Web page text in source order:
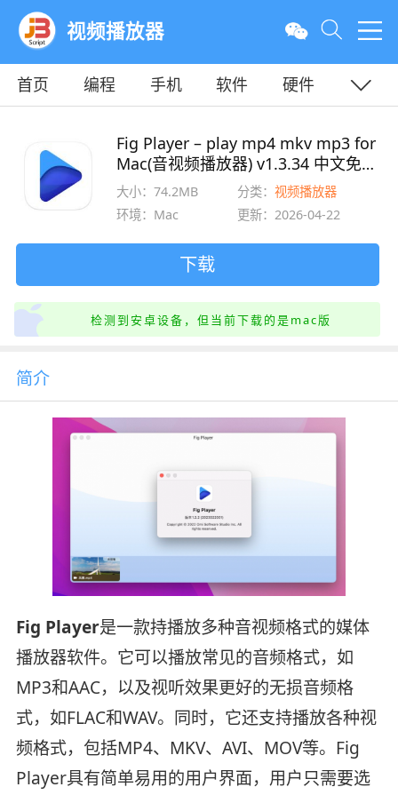
视频播放器
首页 编程 手机 软件
硬件
Fig Player – play mp4 mkv mp3 for
Mac(音视频播放器) v1.3.34 中文免费
版
大小：74.2MB 分类：视频播放器
环境：Mac
更新：2026-04-22
下载
检测到安卓设备，但当前下载的是mac版
简介
Fig Player是一款持播放多种音视频格式的媒体
播放器软件。它可以播放常见的音频格式，如
MP3和AAC，以及视听效果更好的无损音频格
式，如FLAC和WAV。同时，它还支持播放各种视
频格式，包括MP4、MKV、AVI、MOV等。Fig
Player具有简单易用的用户界面，用户只需要选